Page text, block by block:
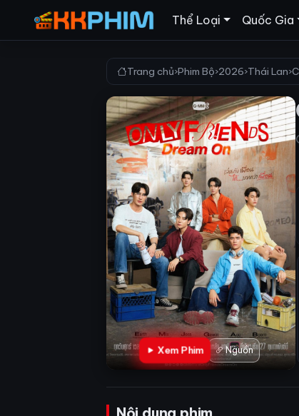
Thể Loại Quốc Gia
Trang chủ›Phim Bộ›2026›Thái Lan›
Xem Phim Nguồn